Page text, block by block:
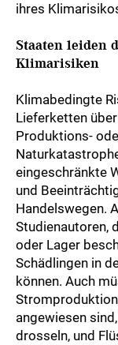
ihres
Staaten leiden
Klimarisiken
Klimabedingte
Lieferketten
Produktions-
eingeschränkte
und
Handelswegen.
Studienautoren,
oder Lager
Schädlingen in
können. Auch
angewiesen
drosseln, und